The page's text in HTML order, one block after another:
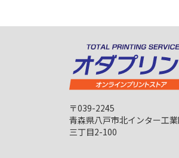
〒039-2245
青森県八戸市北インター工
三丁目2-100